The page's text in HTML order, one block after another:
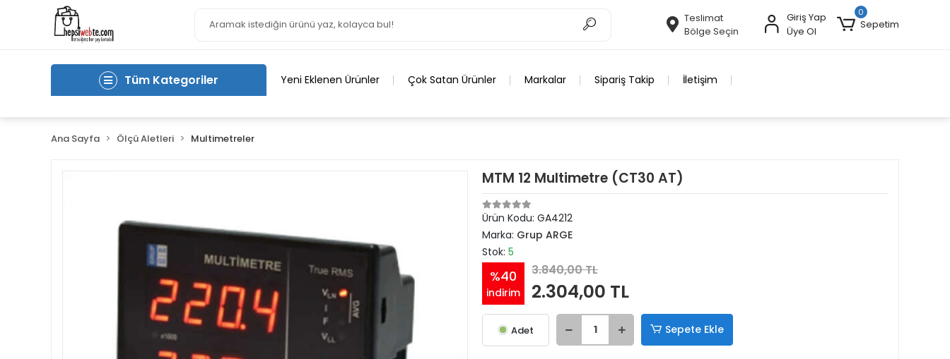
Teslimat
Bölge Seçin
Giriş Yap
Üye Ol
0
Sepetim
Tüm Kategoriler Yeni Eklenen Ürünler Çok Satan Ürünler Markalar Sipariş Takip İletişim
Ana Sayfa Ölçü Aletleri Multimetreler
MTM 12 Multimetre (CT30 AT)
Ürün Kodu: GA4212
Marka: Grup ARGE
Stok: 5
%40
indirim
3.840,00 TL
2.304,00 TL
Adet Sepete Ekle